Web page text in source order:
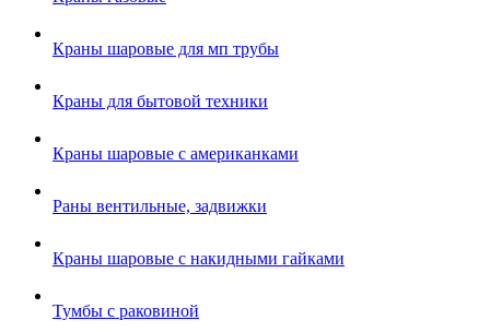
Краны шаровые для мп трубы
Краны для бытовой техники
Краны шаровые с американками
Раны вентильные, задвижки
Краны шаровые с накидными гайками
Тумбы с раковиной